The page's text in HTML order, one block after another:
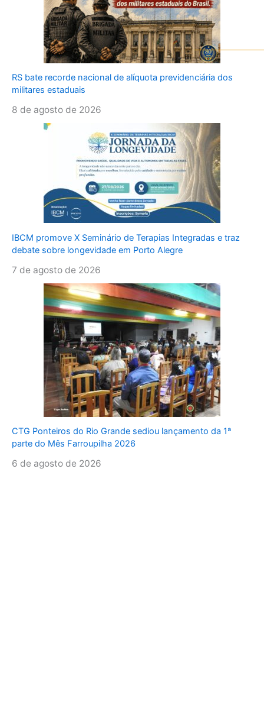
RS bate recorde nacional de alíquota previdenciária dos
militares estaduais
8 de agosto de 2026
IBCM promove X Seminário de Terapias Integradas e traz
debate sobre longevidade em Porto Alegre
7 de agosto de 2026
CTG Ponteiros do Rio Grande sediou lançamento da 1ª
parte do Mês Farroupilha 2026
6 de agosto de 2026